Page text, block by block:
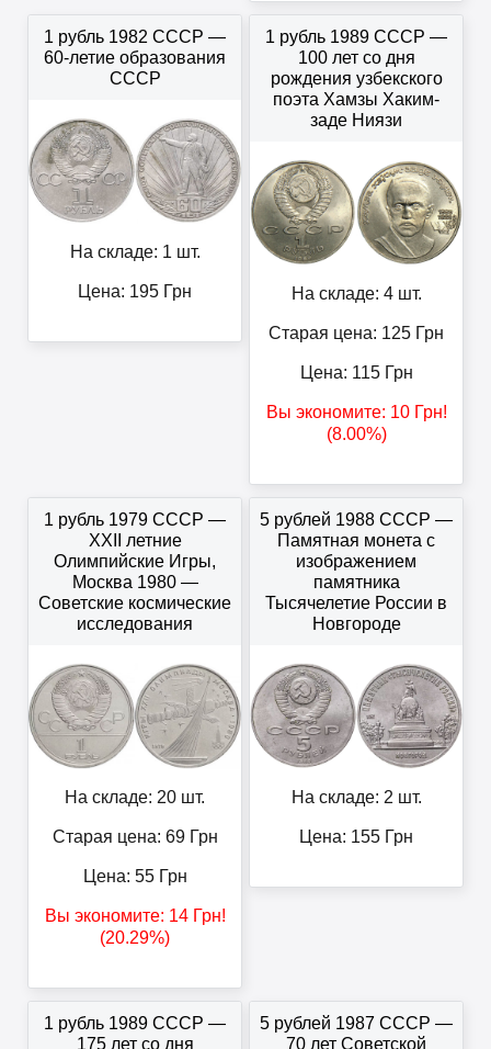
1 рубль 1982 СССР —
60-летие образования
СССР
На складе: 1 шт.
Цена: 195 Грн
1 рубль 1989 СССР —
100 лет со дня
рождения узбекского
поэта Хамзы Хаким-
заде Ниязи
На складе: 4 шт.
Старая цена: 125 Грн
Цена: 115Грн
Вы экономите: 10Грн!
(8.00%)
1 рубль 1979 СССР —
XXII летние
Олимпийские Игры,
Москва 1980 —
Советские космические
исследования
На складе: 20 шт.
Старая цена: 69Грн
Цена: 55Грн
Вы экономите: 14Грн!
(20.29%)
5 рублей 1988 СССР —
Памятная монета с
изображением
памятника
Тысячелетие России в
Новгороде
На складе: 2 шт.
Цена: 155 Грн
1 рубль 1989 СССР —
175 лет со дня
5 рублей 1987 СССР —
70 лет Советской